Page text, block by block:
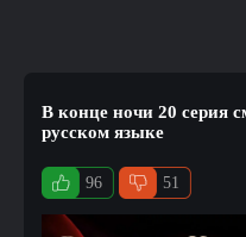
В конце ночи 20 серия
русском языке
96 51